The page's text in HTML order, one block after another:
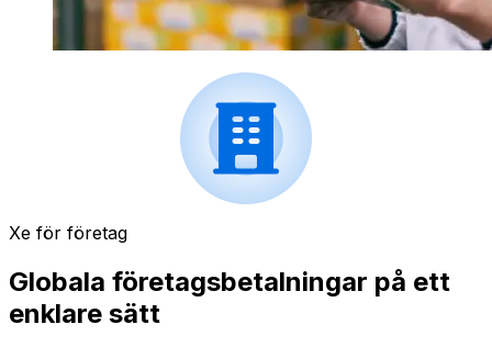
Xe för företag
Globala företagsbetalningar på ett
enklare sätt